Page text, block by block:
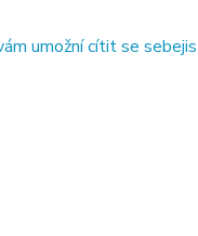
umožní cítit se